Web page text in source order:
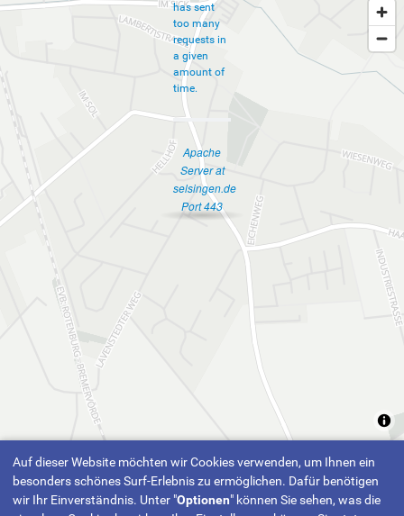
has sent
too many
requests in
a given
amount of
time.
Apache
Server at
selsingen.de
Port 443
Auf dieser Website möchten wir Cookies verwenden, um Ihnen ein
besonders schönes Surf-Erlebnis zu ermöglichen. Dafür benötigen
wir Ihr Einverständnis. Unter "Optionen" können Sie sehen, was die